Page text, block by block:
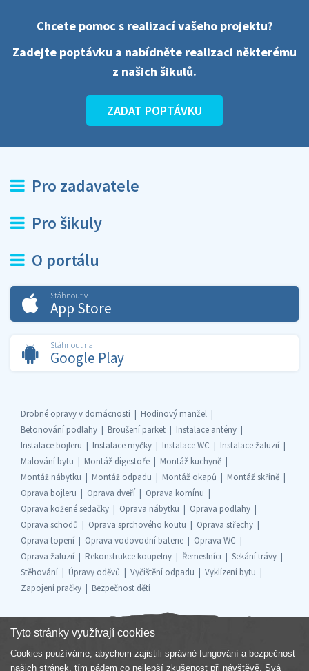
Chcete pomoc s realizací vašeho projektu?
Zadejte poptávku a nabídněte realizaci některému
z našich šikulů.
ZADAT POPTÁVKU
Pro zadavatele
Pro šikuly
O portálu
Stáhnout v
App Store
Stáhnout na
Google Play
Drobné opravy v domácnosti
Hodinový manžel
Betonování podlahy
Broušení parket
Instalace antény
Instalace bojleru
Instalace myčky Instalace WC
Instalace žaluzií
Malování bytu
Montáž digestoře
Montáž kuchyně
Montáž nábytku
Montáž odpadu Montáž okapů
Montáž skříně
Oprava bojleru
Oprava dveří
Oprava komínu
Oprava kožené sedačky
Oprava nábytku
Oprava podlahy
Oprava schodů
Oprava sprchového koutu
Oprava střechy
Oprava topení
Oprava vodovodní baterie
Oprava WC
Oprava žaluzií
Rekonstrukce koupelny Řemeslníci
Sekání trávy
Stěhování
Úpravy oděvů Vyčištění odpadu
Vyklízení bytu
Zapojení pračky
Bezpečnost dětí
Součást skupiny
Tyto stránky využívají cookies
Cookies používáme, abychom zajistili správné fungování a bezpečnost
našich stránek, tím pádem co nejlepší zkušenost při návštěvě. Svá